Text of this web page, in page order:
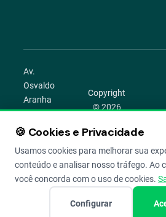
Av.
Osvaldo
Aranha
1022 –
Bom
Porto
Alegre –
RS
Copyright
© 2026
Todos os
direitos
reservados.
🍪 Cookies e Privacidade
Usamos cookies para melhorar sua
conteúdo e analisar nosso tráfego. Ao
você concorda com o uso de cookies.
Configurar